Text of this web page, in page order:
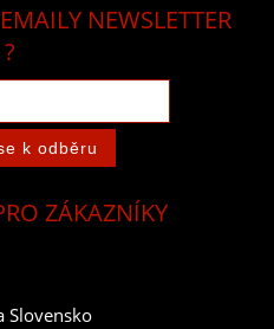
NEWSLETTER
?
ZÁKAZNÍKY
Slovensko